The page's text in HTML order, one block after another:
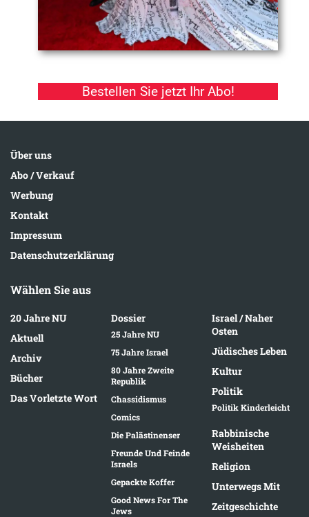
Bestellen Sie jetzt Ihr Abo!
Über uns
Abo / Verkauf
Werbung
Kontakt
Impressum
Datenschutzerklärung
Wählen Sie aus
20 Jahre NU
Aktuell
Archiv
Bücher
Das Vorletzte Wort
Dossier
25 Jahre NU
75 Jahre Israel
80 Jahre Zweite
Republik
Chassidismus
Comics
Die Palästinenser
Freunde Und Feinde
Israels
Gepackte Koffer
Good News For The
Jews
Israel / Naher
Osten
Jüdisches Leben
Kultur
Politik
Politik Kinderleicht
Rabbinische
Weisheiten
Religion
Unterwegs Mit
Zeitgeschichte